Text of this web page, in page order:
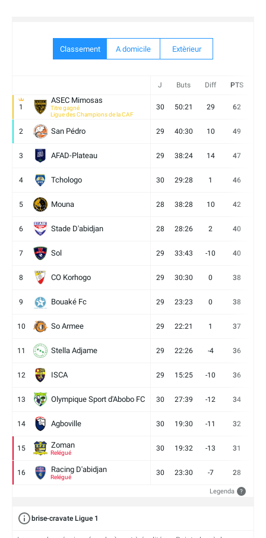
Classement A domicile Extèrieur
J Buts Diff PTS
1
ASEC Mimosas
Titre gagné
Ligue des Champions de la CAF
30 50:21 29 62
2 San Pédro 29 40:30 10 49
3 AFAD-Plateau 29 38:24 14 47
4 Tchologo 30 29:28 1 46
5 Mouna 28 38:28 10 42
6 Stade D'abidjan 28 28:26 2 40
7 Sol 29 33:43 -10 40
8 CO Korhogo 29 30:30 0 38
9 Bouaké Fc 29 23:23 0 38
10 So Armee 29 22:21 1 37
11 Stella Adjame 29 22:26 -4 36
12 ISCA 29 15:25 -10 36
13 Olympique Sport d'Abobo FC 30 27:39 -12 34
14 Agboville 30 19:30 -11 32
15 Zoman
Relégué
30 19:32 -13 31
16 Racing D'abidjan
Relégué
30 23:30 -7 28
Legenda ?
brise-cravate Ligue 1